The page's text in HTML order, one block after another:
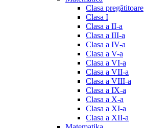
Clasa pregătitoare
Clasa I
Clasa a II-a
Clasa a III-a
Clasa a IV-a
Clasa a V-a
Clasa a VI-a
Clasa a VII-a
Clasa a VIII-a
Clasa a IX-a
Clasa a X-a
Clasa a XI-a
Clasa a XII-a